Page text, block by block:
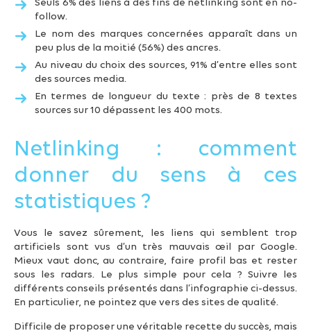
Seuls 6% des liens à des fins de netlinking sont en no-
follow.
Le nom des marques concernées apparaît dans un
peu plus de la moitié (56%) des ancres.
Au niveau du choix des sources, 91% d’entre elles sont
des sources media.
En termes de longueur du texte : près de 8 textes
sources sur 10 dépassent les 400 mots.
Netlinking : comment
donner du sens à ces
statistiques ?
Vous le savez sûrement, les liens qui semblent trop
artificiels sont vus d’un très mauvais œil par Google.
Mieux vaut donc, au contraire, faire profil bas et rester
sous les radars. Le plus simple pour cela ? Suivre les
différents conseils présentés dans l’infographie ci-dessus.
En particulier, ne pointez que vers des sites de qualité.
Difficile de proposer une véritable recette du succès, mais